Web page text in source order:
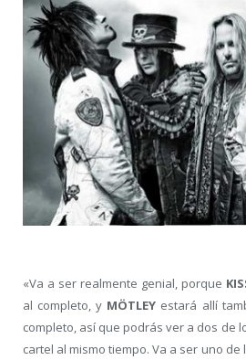
«Va a ser realmente genial, porque
al completo, y MÖTLEY estará allí
completo, así que podrás ver a dos de
cartel al mismo tiempo. Va a ser uno